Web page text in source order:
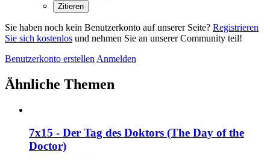
Zitieren
Sie haben noch kein Benutzerkonto auf unserer Seite? Registrieren
Sie sich kostenlos und nehmen Sie an unserer Community teil!
Benutzerkonto erstellen Anmelden
Ähnliche Themen
7x15 - Der Tag des Doktors (The Day of the
Doctor)